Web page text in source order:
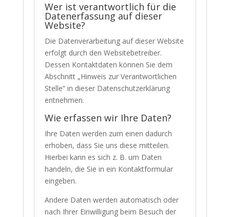
Wer ist verantwortlich für die
Datenerfassung auf dieser
Website?
Die Datenverarbeitung auf dieser Website
erfolgt durch den Websitebetreiber.
Dessen Kontaktdaten können Sie dem
Abschnitt „Hinweis zur Verantwortlichen
Stelle“ in dieser Datenschutzerklärung
entnehmen.
Wie erfassen wir Ihre Daten?
Ihre Daten werden zum einen dadurch
erhoben, dass Sie uns diese mitteilen.
Hierbei kann es sich z. B. um Daten
handeln, die Sie in ein Kontaktformular
eingeben.
Andere Daten werden automatisch oder
nach Ihrer Einwilligung beim Besuch der